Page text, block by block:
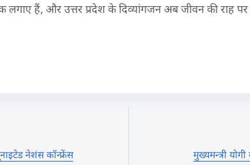
हैं, और उत्तर प्रदेश के दिव्यांगजन अब जीवन की राह
नेशंस कॉन्फ्रेंस
मुख्यमन्त्री